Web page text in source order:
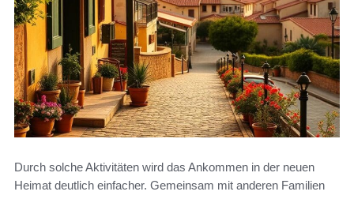
Durch solche Aktivitäten wird das Ankommen in der neuen
Heimat deutlich einfacher. Gemeinsam mit anderen Familien